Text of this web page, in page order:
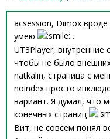
acsession, Dimox
умею
.
UT3Player,
чтобы не было
natkalin, страница с
noindex просто
вариант. Я думал, что
конечных страниц
Вит, не совсем понял